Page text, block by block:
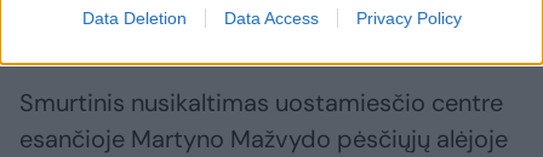
Data Deletion Data Access Privacy Policy
Daugiau nuotraukų (2)
Smurtinis nusikaltimas uostamiesčio centre
esančioje Martyno Mažvydo pėsčiųjų alėjoje